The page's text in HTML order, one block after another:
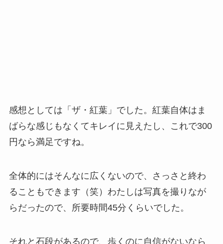
感想としては「ザ・紅葉」でした。紅葉自体はま
ばらな感じもなくてキレイに見えたし、これで300
円なら満足ですね。
全体的にはそんなに広くないので、さっさと終わ
ることもできます（笑）わたしは写真を撮りなが
らだったので、所要時間45分くらいでした。
それと石段があるので、歩くのに自信がないなら